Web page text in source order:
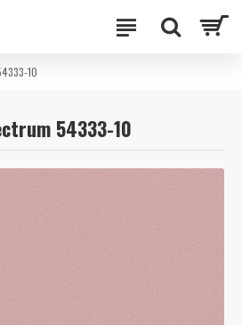
10
54333-10